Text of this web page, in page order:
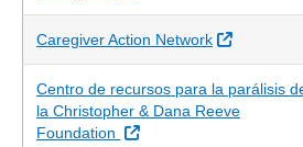
Caregiver Action Network Sitio
Centro de recursos para la parálisis
la Christopher & Dana Reeve
Foundation
Sitio Externo